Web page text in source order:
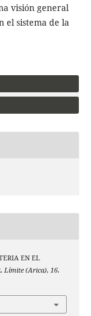
visión general
el sistema de la
EN EL
Límite (Arica), 16.